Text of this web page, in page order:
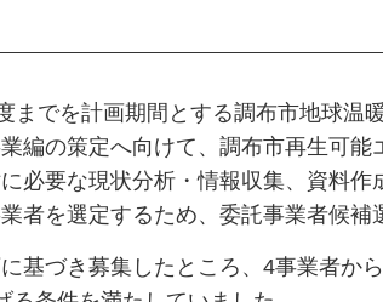
までを計画期間とする調布市地球温
編の策定へ向けて、調布市再生可
必要な現状分析・情報収集、資料
者を選定するため、委託事業者候補
基づき募集したところ、4事業者か